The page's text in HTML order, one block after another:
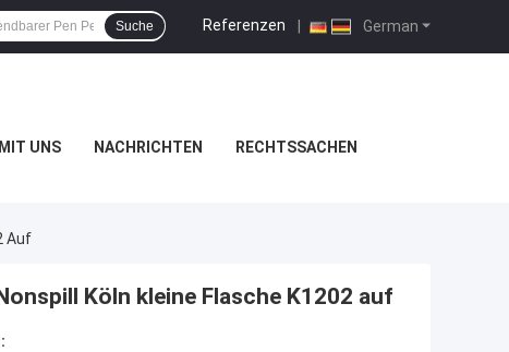
German
Referenzen |
Suche
UNS NACHRICHTEN RECHTSSACHEN
Auf
Köln kleine Flasche K1202 auf